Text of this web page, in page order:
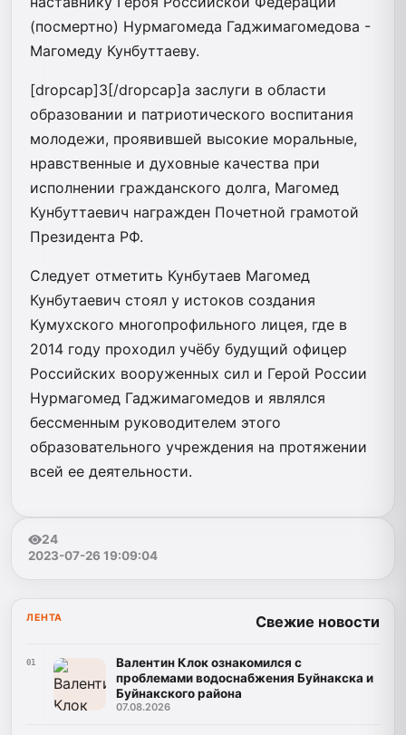
(посмертно) Нурмагомеда Гаджимагомедова -
Магомеду Кунбуттаеву.
[dropcap]З[/dropcap]а заслуги в области
образовании и патриотического воспитания
молодежи, проявившей высокие моральные,
нравственные и духовные качества при
исполнении гражданского долга, Магомед
Кунбуттаевич награжден Почетной грамотой
Президента РФ.
Следует отметить Кунбутаев Магомед
Кунбутаевич стоял у истоков создания
Кумухского многопрофильного лицея, где в
2014 году проходил учёбу будущий офицер
Российских вооруженных сил и Герой России
Нурмагомед Гаджимагомедов и являлся
бессменным руководителем этого
образовательного учреждения на протяжении
всей ее деятельности.
24
2023-07-26 19:09:04
ЛЕНТА Свежие новости
01
Валентин Клок ознакомился с
проблемами водоснабжения Буйнакска и
Буйнакского района
07.08.2026